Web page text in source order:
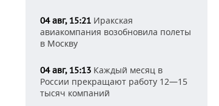
04 авг, 15:21 Иракская
авиакомпания возобновила полеты
в Москву
04 авг, 15:13 Каждый месяц в
России прекращают работу 12—15
тысяч компаний